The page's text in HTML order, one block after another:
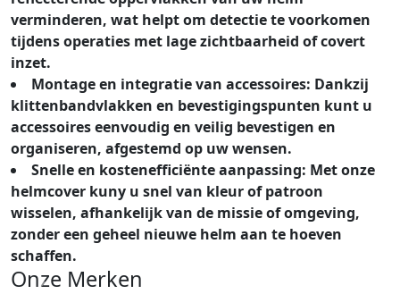
verminderen, wat helpt om detectie te voorkomen
tijdens operaties met lage zichtbaarheid of covert
inzet.
Montage en integratie van accessoires: Dankzij
klittenbandvlakken en bevestigingspunten kunt u
accessoires eenvoudig en veilig bevestigen en
organiseren, afgestemd op uw wensen.
Snelle en kostenefficiënte aanpassing: Met onze
helmcover kuny u snel van kleur of patroon
wisselen, afhankelijk van de missie of omgeving,
zonder een geheel nieuwe helm aan te hoeven
schaffen.
Onze Merken